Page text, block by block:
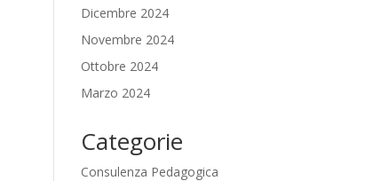
Dicembre 2024
Novembre 2024
Ottobre 2024
Marzo 2024
Categorie
Consulenza Pedagogica